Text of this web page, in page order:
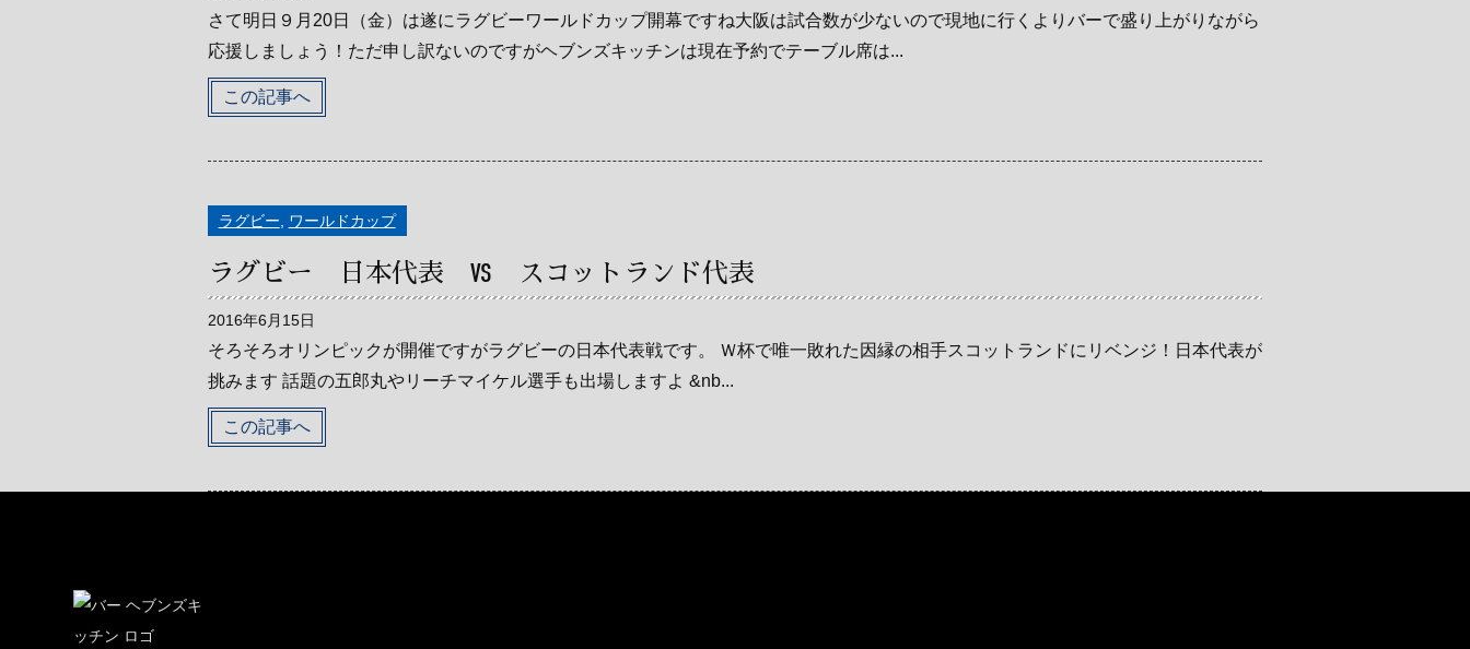
さて明日９月20日（金）は遂にラグビーワールドカップ開幕ですね大阪は試合数が少ないので現地に行くよりバーで盛り上がりながら
応援しましょう！ただ申し訳ないのですがヘブンズキッチンは現在予約でテーブル席は...
この記事へ
ラグビー ワールドカップ
ラグビー 日本代表 VS スコットランド代表
2016年6月15日
そろそろオリンピックが開催ですがラグビーの日本代表戦です。 Ｗ杯で唯一敗れた因縁の相手スコットランドにリベンジ！日本代表が
挑みます 話題の五郎丸やリーチマイケル選手も出場しますよ &nb...
この記事へ